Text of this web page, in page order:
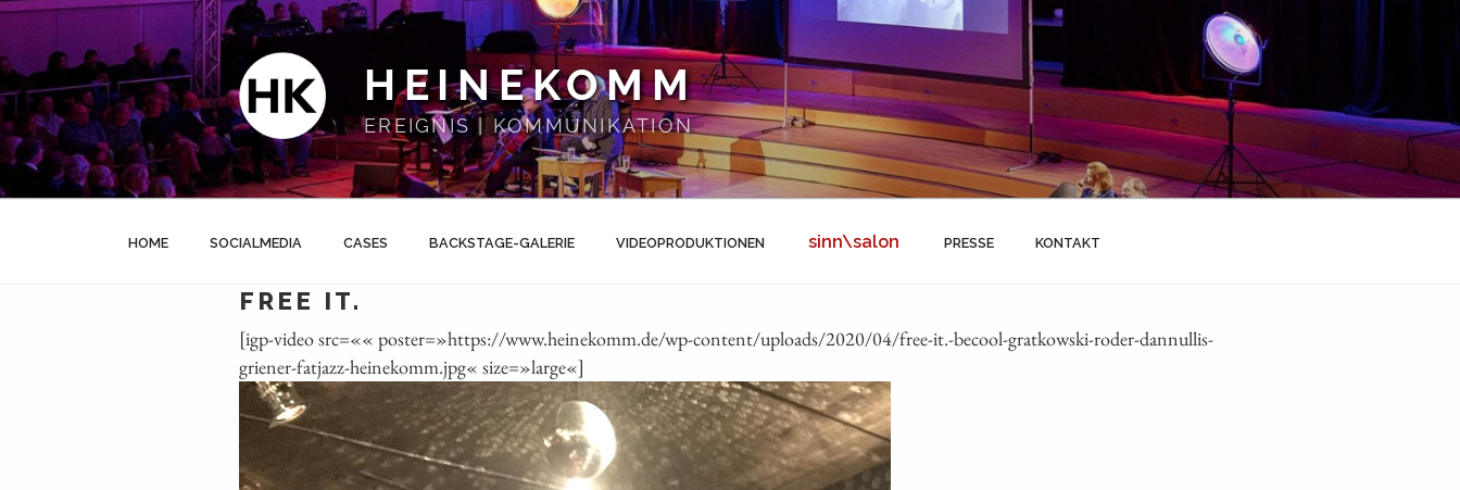
Zum
springen
HEINEKOMM
EREIGNIS | KOMMUNIKATION
HOME SOCIALMEDIA CASES BACKSTAGE-GALERIE VIDEOPRODUKTIONEN sinn\salon PRESSE KONTAKT
FREE IT.
[igp-video src=«« poster=»https://www.heinekomm.de/wp-content/uploads/2020/04/free-it.-becool-gratkowski-roder-dannullis-
griener-fatjazz-heinekomm.jpg« size=»large«]